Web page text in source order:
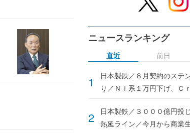
ニュースランキング
直近
日本製鉄／８月契約のステ
り／Ｎｉ系１万円下げ、Ｃ
日本製鉄／３０００億円投
熱延ライン／今月から商業
前日